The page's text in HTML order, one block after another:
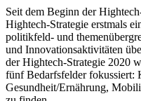
Seit dem Beginn der
Hightech-Strategie erstmals
politikfeld- und
und Innovationsaktivitäten
der Hightech-Strategie 2020
fünf Bedarfsfelder fokussiert:
Gesundheit/Ernährung,